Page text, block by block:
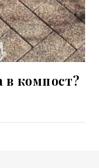
в компост?